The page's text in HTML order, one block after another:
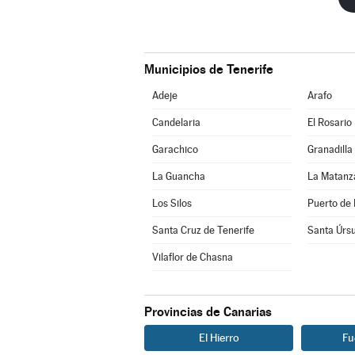
Municipios de Tenerife
Adeje Arafo
Candelaria El Rosario
Garachico Granadilla
La Guancha La
Los Silos Puerto de
Santa Cruz de Tenerife Santa
Vilaflor de Chasna
Provincias de Canarias
El Hierro